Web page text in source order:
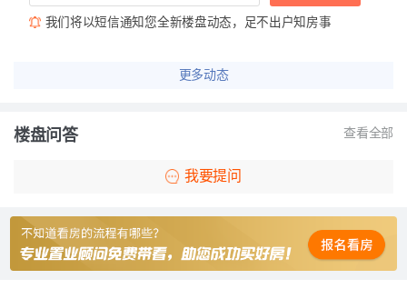
我们将以短信通知您全新楼盘动态，足不出户知房事
更多动态
楼盘问答 查看全部
我要提问